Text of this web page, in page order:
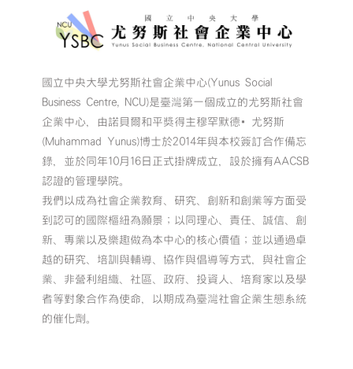
國立中央大學尤努斯社會企業中心(Yunus Social
Business Centre, NCU)是臺灣第一個成立的尤努斯社會
企業中心，由諾貝爾和平獎得主穆罕默德•尤努斯
(Muhammad Yunus)博士於2014年與本校簽訂合作備忘
錄，並於同年10月16日正式掛牌成立，設於擁有AACSB
認證的管理學院。
我們以成為社會企業教育、研究、創新和創業等方面受
到認可的國際樞紐為願景；以同理心、責任、誠信、創
新、專業以及樂趣做為本中心的核心價值；並以通過卓
越的研究、培訓與輔導、協作與倡導等方式，與社會企
業、非營利組織、社區、政府、投資人、培育家以及學
者等對象合作為使命，以期成為臺灣社會企業生態系統
的催化劑。